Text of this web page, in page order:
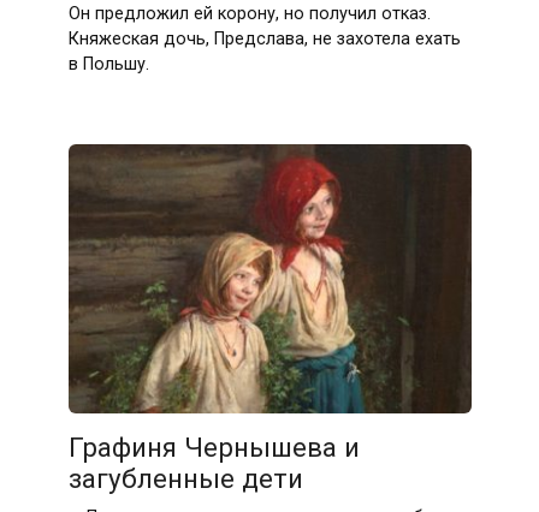
Он предложил ей корону, но получил отказ.
Княжеская дочь, Предслава, не захотела ехать
в Польшу.
Графиня Чернышева и
загубленные дети